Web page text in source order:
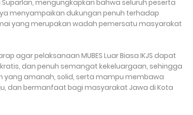
mengungkapkan bahwa seluruh peserta
menyampaikan dukungan penuh terhadap
yang merupakan wadah pemersatu masyarakat
agar pelaksanaan MUBES Luar Biasa IKJS dapat
dan penuh semangat kekeluargaan, sehingga
yang amanah, solid, serta mampu membawa
dan bermanfaat bagi masyarakat Jawa di Kota